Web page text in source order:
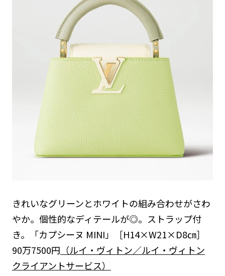
きれいなグリーンとホワイトの組み合わせがさわ
やか。個性的なディテールが◎。ストラップ付
き。「カプシーヌ MINI」［H14×W21×D8㎝］
90万7500円 （ルイ・ヴィトン／ルイ・ヴィトン
クライアントサービス）